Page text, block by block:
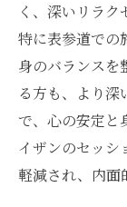
表参
老廃
表参
ーチン
く、深いリラク
特に表参道での
身のバランスを
る方も、より深
で、心の安定と
イザンのセッシ
軽減され、内面